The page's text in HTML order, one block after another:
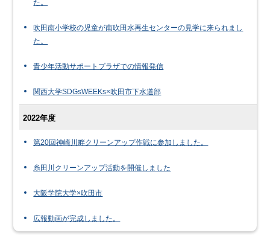
た。
吹田南小学校の児童が南吹田水再生センターの見学に来られまし
た。
青少年活動サポートプラザでの情報発信
関西大学SDGsWEEKs×吹田市下水道部
2022年度
第20回神崎川畔クリーンアップ作戦に参加しました。
糸田川クリーンアップ活動を開催しました
大阪学院大学×吹田市
広報動画が完成しました。